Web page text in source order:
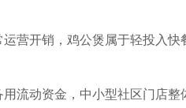
营开销，鸡公煲属于轻投入快
流动资金，中小型社区门店整